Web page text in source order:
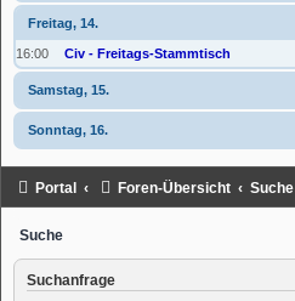
Freitag, 14.
16:00 Civ - Freitags-Stammtisch
Samstag, 15.
Sonntag, 16.
Portal Foren-Übersicht Suche
Suche
Suchanfrage